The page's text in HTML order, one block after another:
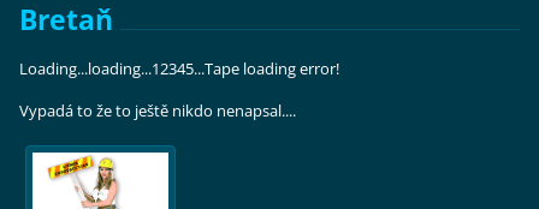
Bretaň
Loading...loading...12345...Tape loading error!
Vypadá to že to ještě nikdo nenapsal....